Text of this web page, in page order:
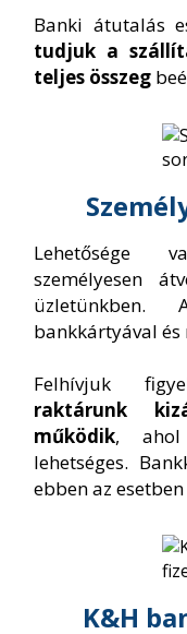
Banki átutalás
tudjuk a
teljes összeg
Lehetősége
személyesen
üzletünkben.
bankkártyával
Felhívjuk
raktárunk
működik,
lehetséges.
ebben az
K&H